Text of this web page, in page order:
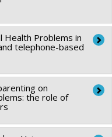
Garon-Carrier
Orri
, Youssef Allami
Vohl,Vincent
de recherche du
(RG) Programme
(PJT) Subvention
de recherches en
Subvention Savoir
,Sylvana Côté,
Morin
(PJT) Subvention
Health Problems in
telephone-based
Ernest Tremblay
Haeck Tina Montreuil,
on
the role of